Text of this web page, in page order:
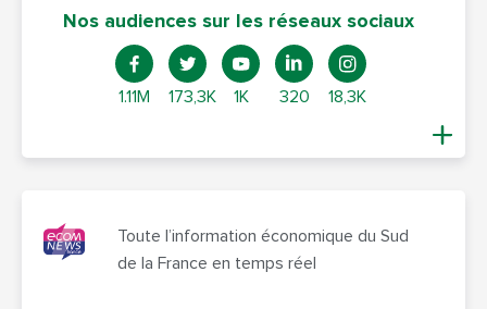
Nos audiences sur les réseaux sociaux
1.11M 173,3K 1K 320 18,3K
Toute l’information économique du Sud
de la France en temps réel